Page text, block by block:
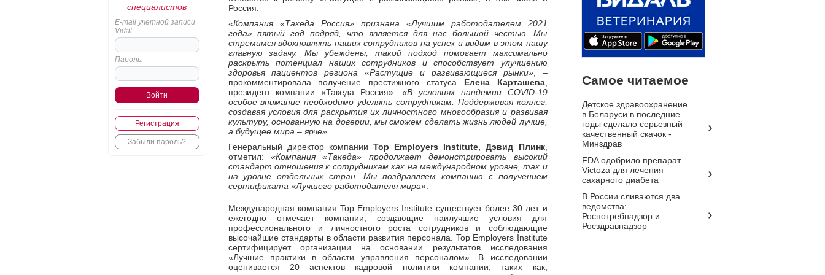
специалистов
E-mail учетной записи
Vidal:
Пароль:
Регистрация
Забыли пароль?
Россия.
«Компания «Такеда Россия» признана «Лучшим работодателем 2021
года» пятый год подряд, что является для нас большой честью. Мы
стремимся вдохновлять наших сотрудников на успех и видим в этом нашу
главную задачу. Мы убеждены, такой подход помогает максимально
раскрыть потенциал наших сотрудников и способствует улучшению
здоровья пациентов региона «Растущие и развивающиеся рынки», –
прокомментировала получение престижного статуса Елена Карташева,
президент компании «Такеда Россия». «В условиях пандемии COVID-19
особое внимание необходимо уделять сотрудникам. Поддерживая коллег,
создавая условия для раскрытия их личностного многообразия и развивая
культуру, основанную на доверии, мы сможем сделать жизнь людей лучше,
а будущее мира – ярче».
Генеральный директор компании Top Employers Institute, Дэвид Плинк,
отметил: «Компания «Такеда» продолжает демонстрировать высокий
стандарт отношения к сотрудникам как на международном уровне, так и
на уровне отдельных стран. Мы поздравляем компанию с получением
сертификата «Лучшего работодателя мира».
Международная компания Top Employers Institute существует более 30 лет и
ежегодно отмечает компании, создающие наилучшие условия для
профессионального и личностного роста сотрудников и соблюдающие
высочайшие стандарты в области развития персонала. Top Employers Institute
сертифицирует организации на основании результатов исследования
«Лучшие практики в области управления персоналом». В исследовании
оценивается 20 аспектов кадровой политики компании, таких как,
Самое читаемое
Детское здравоохранение
в Беларуси в последние
годы сделало серьезный
качественный скачок -
Минздрав
FDA одобрило препарат
Victoza для лечения
сахарного диабета
В России сливаются два
ведомства:
Роспотребнадзор и
Росздравнадзор